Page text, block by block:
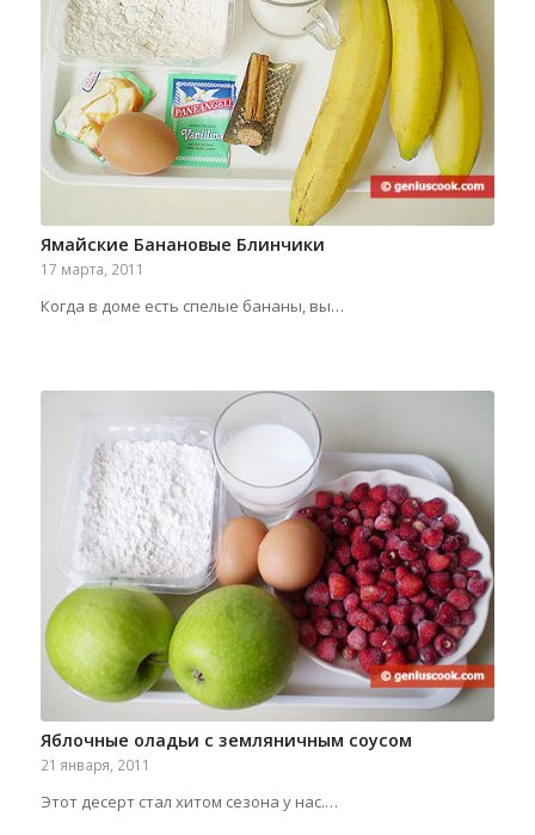
Ямайские Банановые Блинчики
17 марта, 2011
Когда в доме есть спелые бананы, вы…
Яблочные оладьи с земляничным соусом
21 января, 2011
Этот десерт стал хитом сезона у нас.…